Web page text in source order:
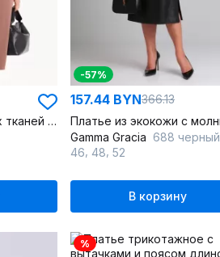
Миди платье из двух тканей с шнуром и карманами
-57%
157.44 BYN366.13
Gamma Gracia 688 черный
46 48 52
В корзину
%